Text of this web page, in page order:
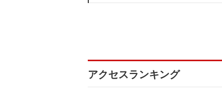
アクセスランキング